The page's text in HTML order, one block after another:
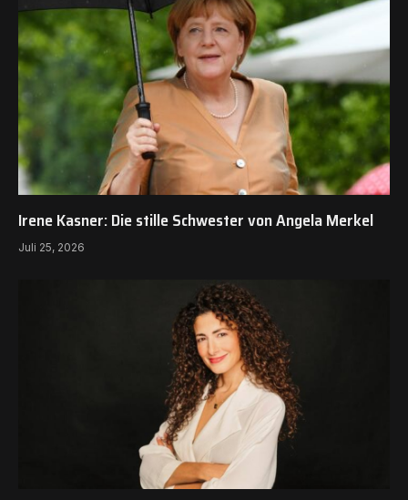
Irene Kasner: Die stille Schwester von Angela Merkel
Juli 25, 2026